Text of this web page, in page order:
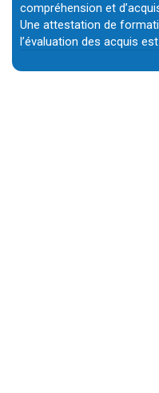
compréhension et
Une attestation de
l’évaluation des acquis